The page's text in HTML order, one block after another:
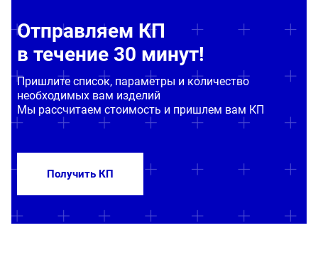
Отправляем КП
в течение 30 минут!
Пришлите список, параметры и количество
необходимых вам изделий
Мы рассчитаем стоимость и пришлем вам КП
Получить КП